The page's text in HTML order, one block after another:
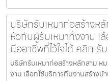
บริษัทรับเหมาก่อสร้าง
หัวกับผู้รับเหมาทิ้งงาน เ
มืออาชีพที่ไว้ใจได้ คลิก รั
บริษัทรับเหมาก่อสร้างหลักสาม
งาน เลือกใช้บริการทีมงานสร้างบ้